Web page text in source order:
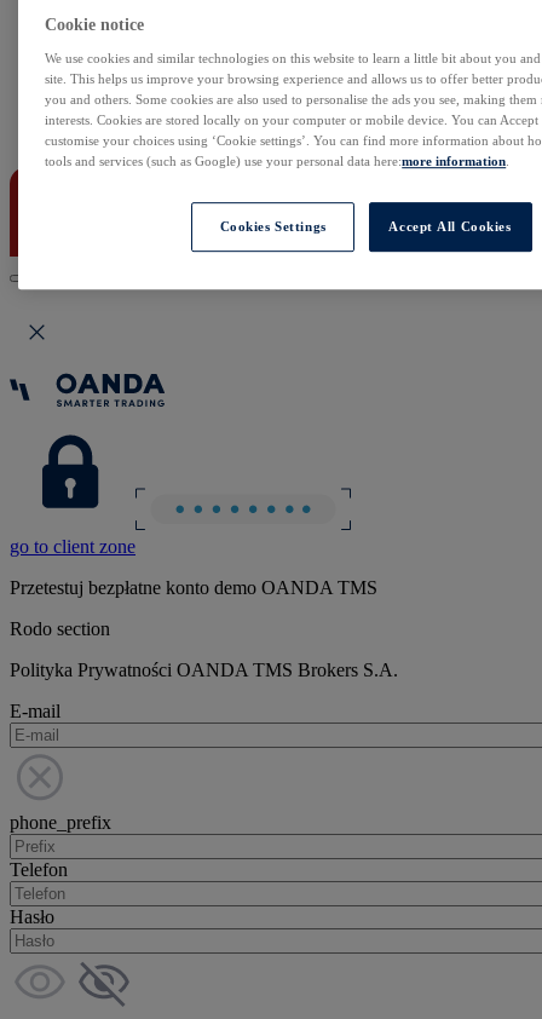
Kalendarz rynkowy
Zdarzenia korporacyjne
Sentyment Klientów
Rolowania
Kontakt
go to client zone
Przetestuj bezpłatne konto demo OANDA TMS
Rodo section
Polityka Prywatności OANDA TMS Brokers S.A.
E-mail
phone_prefix
Telefon
Hasło
Cookie notice
We use cookies and similar technologies on this website to learn a little bit about you
site. This helps us improve your browsing experience and allows us to offer better
you and others. Some cookies are also used to personalise the ads you see, making
interests. Cookies are stored locally on your computer or mobile device. You can
customise your choices using ‘Cookie settings’. You can find more information about
tools and services (such as Google) use your personal data here:more information
Cookies Settings Accept All Cookies